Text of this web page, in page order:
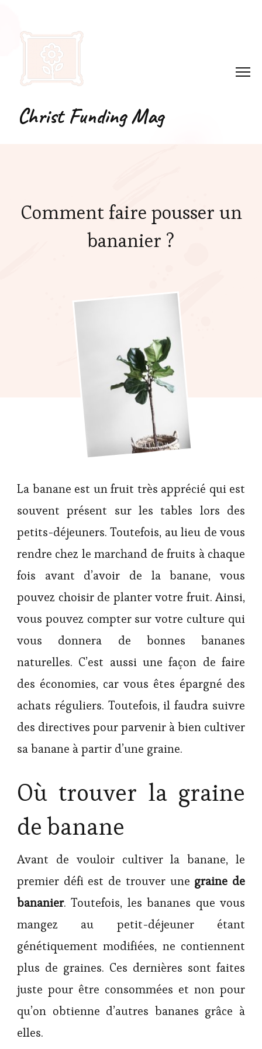
Christ Funding Mag
Comment faire pousser un
bananier ?
La banane est un fruit très apprécié qui est
souvent présent sur les tables lors des
petits-déjeuners. Toutefois, au lieu de vous
rendre chez le marchand de fruits à chaque
fois avant d’avoir de la banane, vous
pouvez choisir de planter votre fruit. Ainsi,
vous pouvez compter sur votre culture qui
vous donnera de bonnes bananes
naturelles. C’est aussi une façon de faire
des économies, car vous êtes épargné des
achats réguliers. Toutefois, il faudra suivre
des directives pour parvenir à bien cultiver
sa banane à partir d’une graine.
Où trouver la graine
de banane
Avant de vouloir cultiver la banane, le
premier défi est de trouver une graine de
bananier. Toutefois, les bananes que vous
mangez au petit-déjeuner étant
génétiquement modifiées, ne contiennent
plus de graines. Ces dernières sont faites
juste pour être consommées et non pour
qu’on obtienne d’autres bananes grâce à
elles.